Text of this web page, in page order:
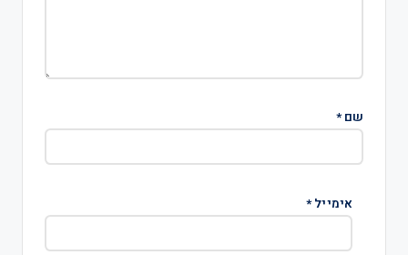
שם*
אימייל*